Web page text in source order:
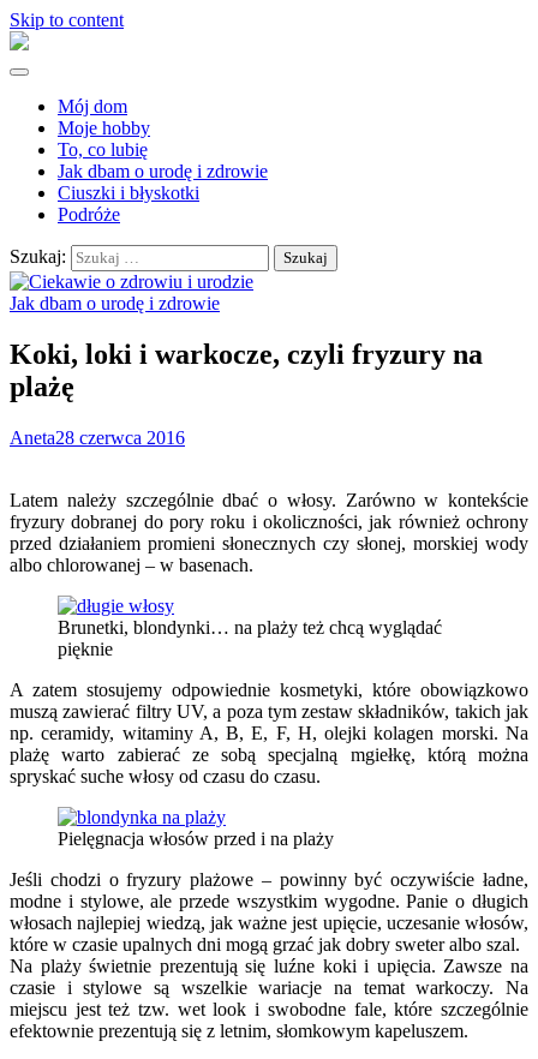
Skip to content
Mój dom
Moje hobby
To, co lubię
Jak dbam o urodę i zdrowie
Ciuszki i błyskotki
Podróże
Szukaj:
Jak dbam o urodę i zdrowie
Koki, loki i warkocze, czyli fryzury na
plażę
Aneta28 czerwca 2016
Latem należy szczególnie dbać o włosy. Zarówno w kontekście
fryzury dobranej do pory roku i okoliczności, jak również ochrony
przed działaniem promieni słonecznych czy słonej, morskiej wody
albo chlorowanej – w basenach.
Brunetki, blondynki… na plaży też chcą wyglądać
pięknie
A zatem stosujemy odpowiednie kosmetyki, które obowiązkowo
muszą zawierać filtry UV, a poza tym zestaw składników, takich jak
np. ceramidy, witaminy A, B, E, F, H, olejki kolagen morski. Na
plażę warto zabierać ze sobą specjalną mgiełkę, którą można
spryskać suche włosy od czasu do czasu.
Pielęgnacja włosów przed i na plaży
Jeśli chodzi o fryzury plażowe – powinny być oczywiście ładne,
modne i stylowe, ale przede wszystkim wygodne. Panie o długich
włosach najlepiej wiedzą, jak ważne jest upięcie, uczesanie włosów,
które w czasie upalnych dni mogą grzać jak dobry sweter albo szal.
Na plaży świetnie prezentują się luźne koki i upięcia. Zawsze na
czasie i stylowe są wszelkie wariacje na temat warkoczy. Na
miejscu jest też tzw. wet look i swobodne fale, które szczególnie
efektownie prezentują się z letnim, słomkowym kapeluszem.